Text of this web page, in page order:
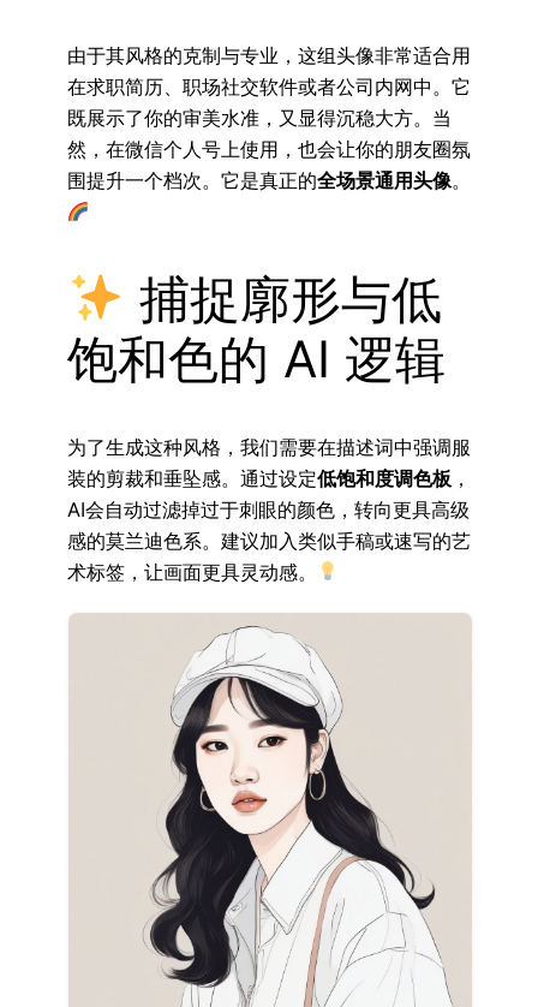
由于其风格的克制与专业，这组头像非常适合用
在求职简历、职场社交软件或者公司内网中。它
既展示了你的审美水准，又显得沉稳大方。当
然，在微信个人号上使用，也会让你的朋友圈氛
围提升一个档次。它是真正的全场景通用头像。
捕捉廓形与低
饱和色的 AI 逻辑
为了生成这种风格，我们需要在描述词中强调服
装的剪裁和垂坠感。通过设定低饱和度调色板 ，
AI会自动过滤掉过于刺眼的颜色，转向更具高级
感的莫兰迪色系。建议加入类似手稿或速写的艺
术标签，让画面更具灵动感。